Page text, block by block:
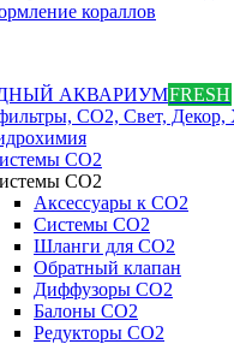
кораллов
АКВАРИУМFRESH
СО2, Свет, Декор,
СО2
СО2
Аксессуары к СО2
Системы СО2
Шланги для CO2
Обратный клапан
Диффузоры СO2
Балоны CO2
Редукторы CO2